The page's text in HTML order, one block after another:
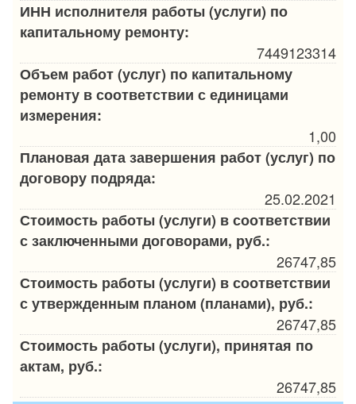
ИНН исполнителя работы (услуги) по
капитальному ремонту:
7449123314
Объем работ (услуг) по капитальному
ремонту в соответствии с единицами
измерения:
1,00
Плановая дата завершения работ (услуг) по
договору подряда:
25.02.2021
Стоимость работы (услуги) в соответствии
с заключенными договорами, руб.:
26747,85
Стоимость работы (услуги) в соответствии
с утвержденным планом (планами), руб.:
26747,85
Стоимость работы (услуги), принятая по
актам, руб.:
26747,85